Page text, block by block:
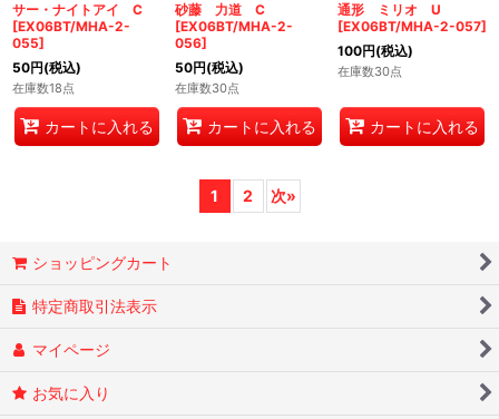
サー・ナイトアイ C
[EX06BT/MHA-2-
055]
50円(税込)
在庫数18点
カートに入れる
砂藤 力道 C
[EX06BT/MHA-2-
056]
50円(税込)
在庫数30点
カートに入れる
通形 ミリオ U
[EX06BT/MHA-2-057]
100円(税込)
在庫数30点
カートに入れる
1 2 次»
ショッピングカート
特定商取引法表示
マイページ
お気に入り